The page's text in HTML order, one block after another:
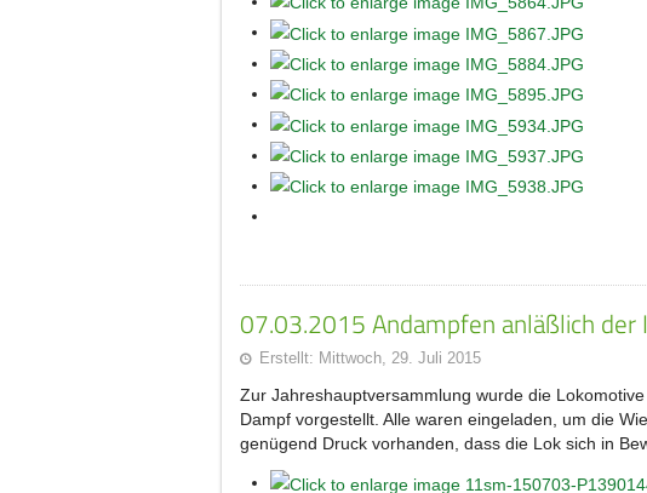
07.03.2015 Andampfen anläßlich
Erstellt: Mittwoch, 29. Juli 2015
Zur Jahreshauptversammlung wurde die Lokomotive
Dampf vorgestellt. Alle waren eingeladen, um die
genügend Druck vorhanden, dass die Lok sich in